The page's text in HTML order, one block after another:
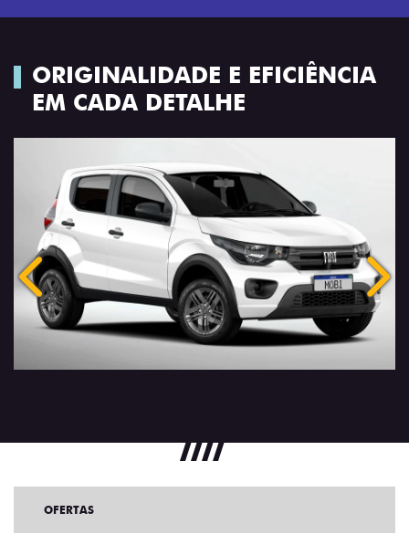
ORIGINALIDADE E EFICIÊNCIA
EM CADA DETALHE
Anterior
OFERTAS